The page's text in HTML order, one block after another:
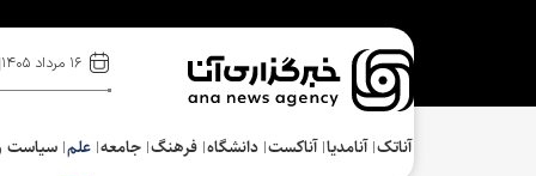
۱۶ مرداد ۱۴۰۵
آناتک آنامدیا آناکست دانشگاه فرهنگ‌ جامعه علم سیاست